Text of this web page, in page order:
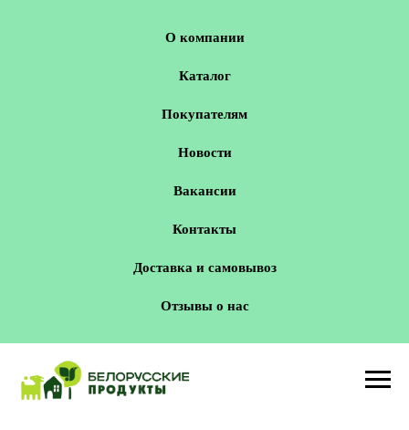
О компании
Каталог
Покупателям
Новости
Вакансии
Контакты
Доставка и самовывоз
Отзывы о нас